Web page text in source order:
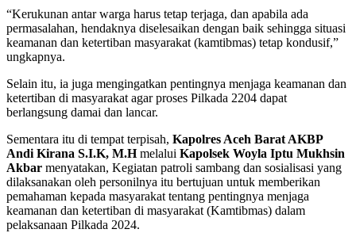
“Kerukunan antar warga harus tetap terjaga, dan apabila ada
permasalahan, hendaknya diselesaikan dengan baik sehingga situasi
keamanan dan ketertiban masyarakat (kamtibmas) tetap kondusif,”
ungkapnya.
Selain itu, ia juga mengingatkan pentingnya menjaga keamanan dan
ketertiban di masyarakat agar proses Pilkada 2204 dapat
berlangsung damai dan lancar.
Sementara itu di tempat terpisah, Kapolres Aceh Barat AKBP
Andi Kirana S.I.K, M.Hmelalui Kapolsek Woyla Iptu Mukhsin
Akbar menyatakan, Kegiatan patroli sambang dan sosialisasi yang
dilaksanakan oleh personilnya itu bertujuan untuk memberikan
pemahaman kepada masyarakat tentang pentingnya menjaga
keamanan dan ketertiban di masyarakat (Kamtibmas) dalam
pelaksanaan Pilkada 2024.